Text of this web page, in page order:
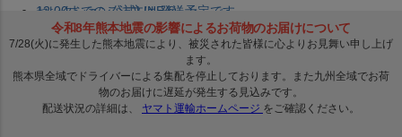
セレクション公式LINE@
12:00までのご注文は発送予定です。
在庫品は 1-3営業日内で発送!! ※お取寄せ商品は対象外